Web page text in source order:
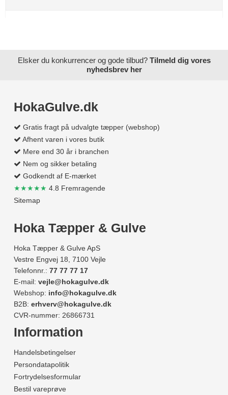
Elsker du konkurrencer og gode tilbud? Tilmeld dig vores
nyhedsbrev her
HokaGulve.dk
Gratis fragt på udvalgte tæpper (webshop)
Afhent varen i vores butik
Mere end 30 år i branchen
Nem og sikker betaling
Godkendt af E-mærket
★★★★★ 4.8 Fremragende
Sitemap
Hoka Tæpper & Gulve
Hoka Tæpper & Gulve ApS
Vestre Engvej 18, 7100 Vejle
Telefonnr.: 77 77 77 17
E-mail: vejle@hokagulve.dk
Webshop: info@hokagulve.dk
B2B: erhverv@hokagulve.dk
CVR-nummer: 26866731
Information
Handelsbetingelser
Persondatapolitik
Fortrydelsesformular
Bestil vareprøve